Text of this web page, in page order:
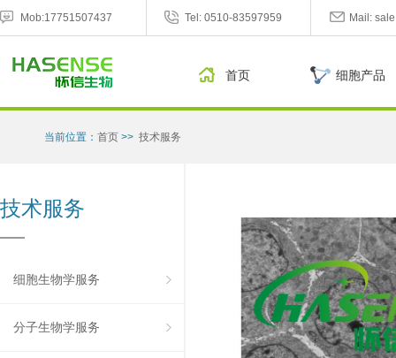
Mob:17751507437 Tel: 0510-83597959 Mail:
首页 细胞产品
当前位置： 首页 >> 技术服务
技术服务
细胞生物学服务
分子生物学服务